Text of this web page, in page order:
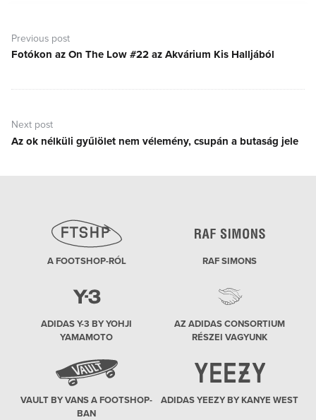
navigáció
Previous post
Previous
Fotókon az On The Low #22 az Akvárium Kis Halljából
Next post
Next
Az ok nélküli gyűlölet nem vélemény, csupán a butaság jele
A FOOTSHOP-RÓL RAF SIMONS
ADIDAS Y-3 BY YOHJI
YAMAMOTO
AZ ADIDAS CONSORTIUM
RÉSZEI VAGYUNK
VAULT BY VANS A FOOTSHOP-
BAN
ADIDAS YEEZY BY KANYE WEST